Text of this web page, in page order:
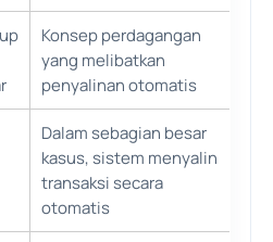
Konsep perdagangan
yang melibatkan
penyalinan otomatis
Dalam sebagian besar
kasus, sistem menyalin
transaksi secara
otomatis